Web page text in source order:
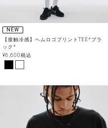
NEW
【接触冷感】ヘムロゴプリントTEE*ブラ
ック*
¥6,600税込